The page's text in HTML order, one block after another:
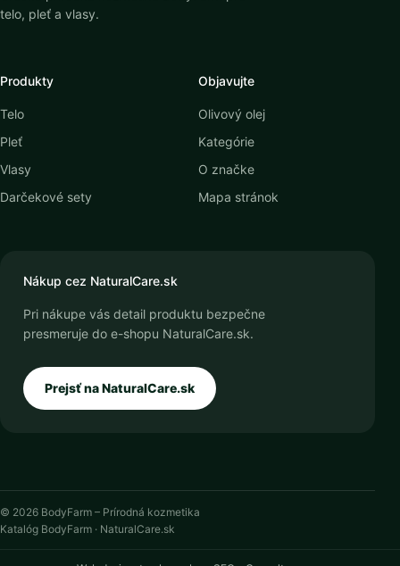
telo, pleť a vlasy.
Produkty
Telo
Pleť
Vlasy
Darčekové sety
Objavujte
Olivový olej
Kategórie
O značke
Mapa stránok
Nákup cez NaturalCare.sk
Pri nákupe vás detail produktu bezpečne
presmeruje do e-shopu NaturalCare.sk.
Prejsť na NaturalCare.sk
© 2026 BodyFarm – Prírodná kozmetika
Katalóg BodyFarm · NaturalCare.sk